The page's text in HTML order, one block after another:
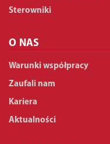
Sterowniki
O NAS
Warunki współpracy
Zaufali nam
Kariera
Aktualności